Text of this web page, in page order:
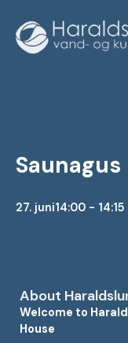
Saunagus
27. juni14:00 - 14:15
About
Welcome to
House